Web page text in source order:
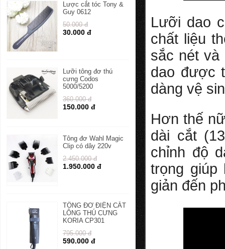
Lược cắt tóc Tony &
Guy 0612
50.000 đ
30.000 đ
Lưỡi tông đơ thú
cưng Codos
5000/5200
360.000 đ
150.000 đ
Tông đơ Wahl Magic
Clip có dây 220v
2.450.000 đ
1.950.000 đ
TÔNG ĐƠ ĐIỆN CẮT
LÔNG THÚ CƯNG
KORIA CP301
795.000 đ
590.000 đ
Lưỡi dao
chất liệu
sắc nét
dao được
dàng vệ
Hơn thế
dài cắt
chỉnh độ
trọng
giản đến